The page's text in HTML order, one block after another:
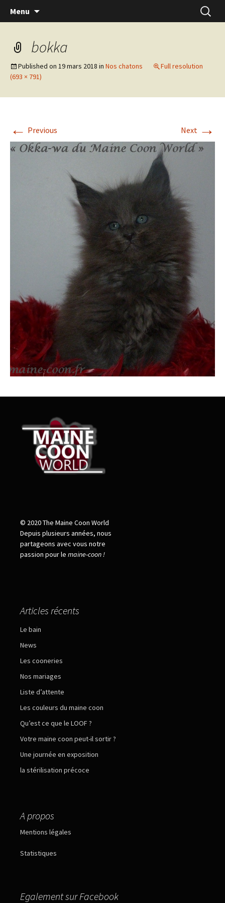
Menu
bokka
Published on 19 mars 2018 in Nos chatons
Full resolution
(693 × 791)
← Previous Next →
© 2020 The Maine Coon World
Depuis plusieurs années, nous
partageons avec vous notre
passion pour le maine-coon !
Articles récents
Le bain
News
Les cooneries
Nos mariages
Liste d’attente
Les couleurs du maine coon
Qu’est ce que le LOOF ?
Votre maine coon peut-il sortir ?
Une journée en exposition
la stérilisation précoce
A propos
Mentions légales
Statistiques
Egalement sur Facebook